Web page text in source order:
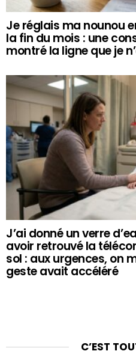
Je réglais ma nounou
la fin du mois : une
montré la ligne que je
J’ai donné un verre
avoir retrouvé la
sol : aux urgences, on
geste avait accéléré
C’EST